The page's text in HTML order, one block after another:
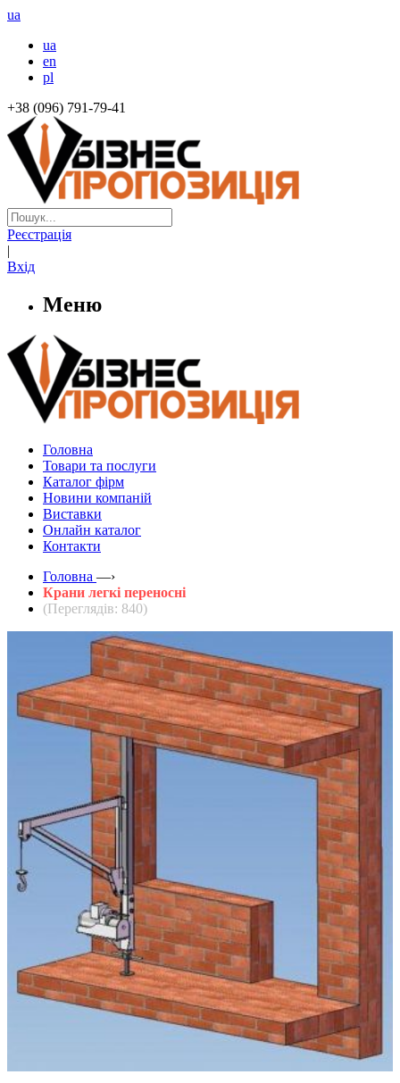
ua
ua
en
pl
+38 (096) 791-79-41
Реєстрація
|
Вхід
Меню
Головна
Товари та послуги
Каталог фірм
Новини компаній
Виставки
Онлайн каталог
Контакти
Головна —›
Крани легкі переносні
(Переглядів: 840)